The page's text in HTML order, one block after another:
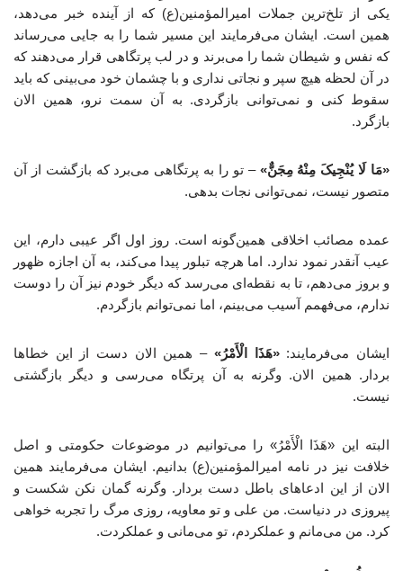
یکی از تلخ‌ترین جملات امیرالمؤمنین(ع) که از آینده خبر می‌دهد،
همین است. ایشان می‌فرمایند این مسیر شما را به جایی می‌رساند
که نفس و شیطان شما را می‌برند و در لب پرتگاهی قرار می‌دهند که
در آن لحظه هیچ سپر و نجاتی نداری و با چشمان خود می‌بینی که باید
سقوط کنی و نمی‌توانی بازگردی. به آن سمت نرو، همین الان
بازگرد.
«مَا لَا یُنْجِیکَ مِنْهُ مِجَنٌّ» – تو را به پرتگاهی می‌برد که بازگشت از آن
متصور نیست، نمی‌توانی نجات بدهی.
عمده مصائب اخلاقی همین‌گونه است. روز اول اگر عیبی دارم، این
عیب آنقدر نمود ندارد. اما هرچه تبلور پیدا می‌کند، به آن اجازه ظهور
و بروز می‌دهم، تا به نقطه‌ای می‌رسد که دیگر خودم نیز آن را دوست
ندارم، می‌فهمم آسیب می‌بینم، اما نمی‌توانم بازگردم.
ایشان می‌فرمایند:«هَذَا الْأَمْرُ» – همین الان دست از این خطاها
بردار. همین الان. وگرنه به آن پرتگاه می‌رسی و دیگر بازگشتی
نیست.
البته این «هَذَا الْأَمْرُ» را می‌توانیم در موضوعات حکومتی و اصل
خلافت نیز در نامه امیرالمؤمنین(ع) بدانیم. ایشان می‌فرمایند همین
الان از این ادعاهای باطل دست بردار. وگرنه گمان نکن شکست و
پیروزی در دنیاست. من علی و تو معاویه، روزی مرگ را تجربه خواهی
کرد. من می‌مانم و عملکردم، تو می‌مانی و عملکردت.